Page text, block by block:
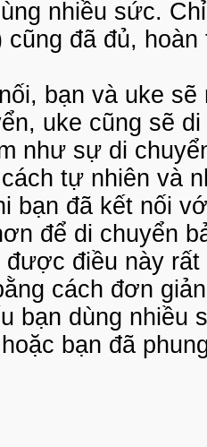
nhiều sức.
cũng đã đủ,
bạn và uke
uke cũng sẽ
như sự di
tự nhiên và
bạn đã kết nối
để di chuyển
được điều này
cách đơn
bạn dùng
bạn đã